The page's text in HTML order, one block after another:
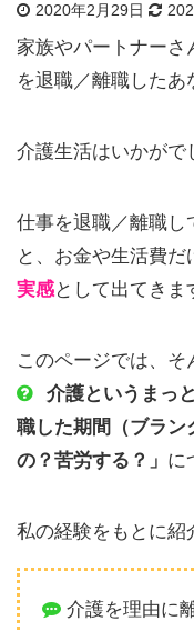
2020年2月29日
家族やパートナー
を退職／離職したあ
介護生活はいかがで
仕事を退職／離職し
と、お金や生活費
実感として出てきま
このページでは、そ
介護というまっ
職した期間（ブラン
の？苦労する？」 に
私の経験をもとに紹
介護を理由に